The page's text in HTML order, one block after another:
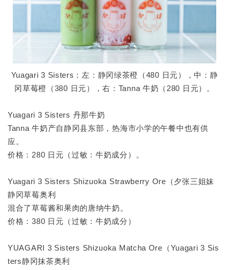
Yuagari 3 Sisters：左：静冈绿茶橙（480 日元），中：静
冈草莓橙（380 日元），右：Tanna 牛奶（280 日元）。
Yuagari 3 Sisters 丹那牛奶
Tanna 牛奶产自静冈县东部，热海市小学的午餐中也有供
应。
价格：280 日元（过敏：牛奶成分）。
Yuagari 3 Sisters Shizuoka Strawberry Ore（夕张三姐妹
静冈草莓奥利
混合了草莓酱和果肉的唐纳牛奶。
价格：380 日元（过敏：牛奶成分）
YUAGARI 3 Sisters Shizuoka Matcha Ore（Yuagari 3 Sis
ters静冈抹茶奥利